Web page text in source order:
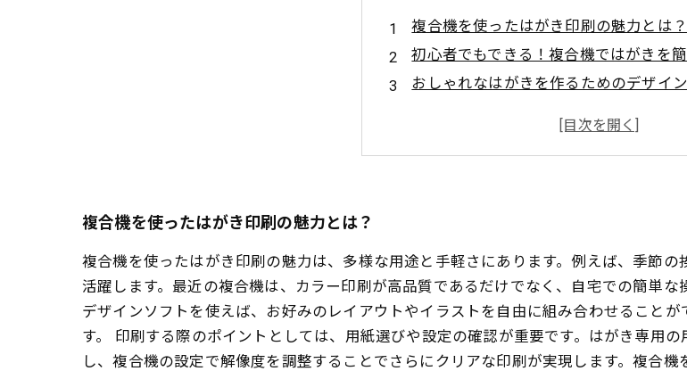
複合機を使ったはがき印刷の魅力とは？
初心者でもできる！複合機ではがきを
おしゃれなはがきを作るためのデザイ
複合機を使ったはがき印刷の魅力とは？
複合機を使ったはがき印刷の魅力は、多様な用途と手軽さにあります。例えば、季節
活躍します。最近の複合機は、カラー印刷が高品質であるだけでなく、自宅での簡単な
デザインソフトを使えば、お好みのレイアウトやイラストを自由に組み合わせること
す。 印刷する際のポイントとしては、用紙選びや設定の確認が重要です。はがき専用
し、複合機の設定で解像度を調整することでさらにクリアな印刷が実現します。複合